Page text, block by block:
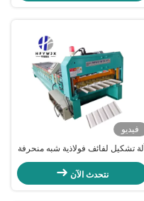
فيديو
آلة تشكيل لفائف فولاذية شبه منحرفة
بإطار فولاذي 350H سرعة 0-40 متر/
دقيقة 18 محطة
نتحدث الآن